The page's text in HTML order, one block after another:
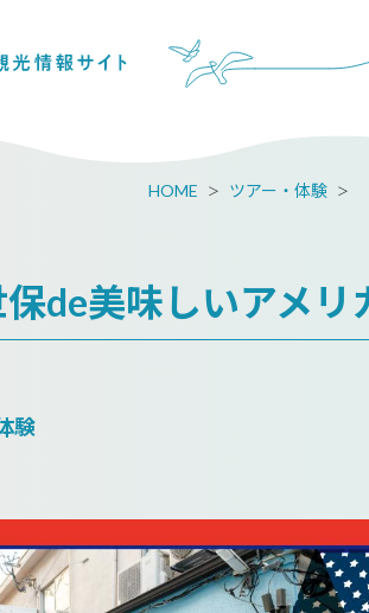
HOME ツアー・体験
de美味しいアメリ
験